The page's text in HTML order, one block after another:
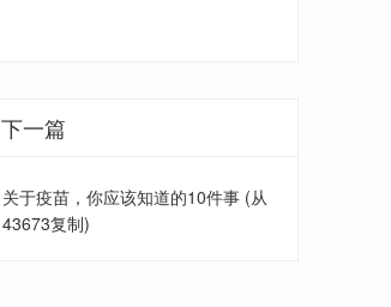
下一篇
关于疫苗，你应该知道的10件事 (从
43673复制)